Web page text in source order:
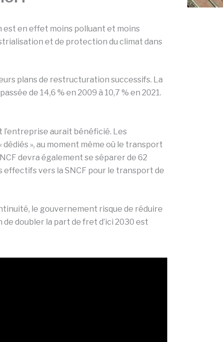
en effet moins polluant et moins
et de protection du climat dans
plans de restructuration successifs. La
de 14,6 % en 2009 à 10,7 % en 2021.
l’entreprise aurait bénéficié. Les
», au moment même où le transport
devra également se séparer de 62
effectifs vers la SNCF pour le transport de
le gouvernement risque de réduire
doubler la part de fret d’ici 2030 est